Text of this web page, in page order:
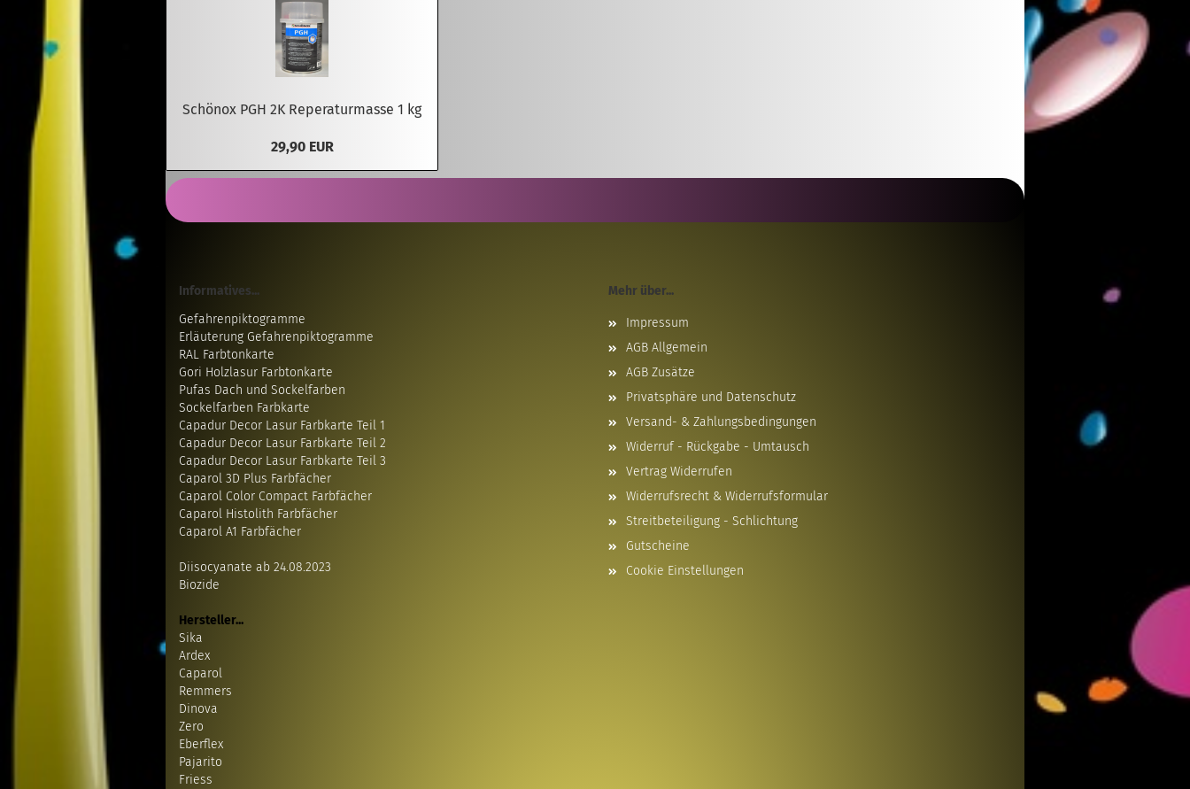
Schönox PGH 2K Reperaturmasse 1 kg
29,90 EUR
Informatives...
Gefahrenpiktogramme
Erläuterung Gefahrenpiktogramme
RAL Farbtonkarte
Gori Holzlasur Farbtonkarte
Pufas Dach und Sockelfarben
Sockelfarben Farbkarte
Capadur Decor Lasur Farbkarte Teil 1
Capadur Decor Lasur Farbkarte Teil 2
Capadur Decor Lasur Farbkarte Teil 3
Caparol 3D Plus Farbfächer
Caparol Color Compact Farbfächer
Caparol Histolith Farbfächer
Caparol A1 Farbfächer
Diisocyanate ab 24.08.2023
Biozide
Hersteller...
Sika
Ardex
Caparol
Remmers
Dinova
Zero
Eberflex
Pajarito
Friess
Mehr über...
Impressum
AGB Allgemein
AGB Zusätze
Privatsphäre und Datenschutz
Versand- & Zahlungsbedingungen
Widerruf - Rückgabe - Umtausch
Vertrag Widerrufen
Widerrufsrecht & Widerrufsformular
Streitbeteiligung - Schlichtung
Gutscheine
Cookie Einstellungen